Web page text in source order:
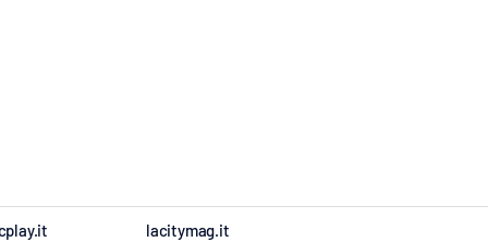
lacitymag.it